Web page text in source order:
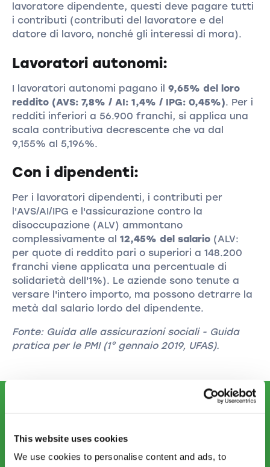
This website uses cookies
We use cookies to personalise content and ads, to
lavoratore dipendente, questi deve pagare tutti
i contributi (contributi del lavoratore e del
datore di lavoro, nonché gli interessi di mora).
Lavoratori autonomi:
I lavoratori autonomi pagano il 9,65% del loro
reddito (AVS: 7,8% / AI: 1,4% / IPG: 0,45%). Per i
redditi inferiori a 56.900 franchi, si applica una
scala contributiva decrescente che va dal
9,155% al 5,196%.
Con i dipendenti:
Per i lavoratori dipendenti, i contributi per
l'AVS/AI/IPG e l'assicurazione contro la
disoccupazione (ALV) ammontano
complessivamente al 12,45% del salario(ALV:
per quote di reddito pari o superiori a 148.200
franchi viene applicata una percentuale di
solidarietà dell'1%). Le aziende sono tenute a
versare l'intero importo, ma possono detrarre la
metà dal salario lordo del dipendente.
Fonte: Guida alle assicurazioni sociali - Guida
pratica per le PMI (1° gennaio 2019, UFAS).
info.ti@startups.ch
Prenotare un appuntamento